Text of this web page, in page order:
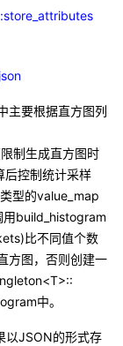
主要根据直方图列
限制生成直方图时
后控制统计采样
型的value_map
用build_histogram
比不同值个数
方图，否则创建一
中。
以JSON的形式存